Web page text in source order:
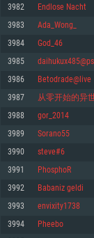
Minimum
OS: Windows 10 (64 bit)
Processeur: Dual-Core
Mémoire: 4 GB
Carte graphique
GeForce GTX 660. La
Connection:
Disque dur: 23.1 Go
Minimum
OS: Mac OS Big Sur
Processeur: Core i5,
pas supportés)
Mémoire: 6 GB
Carte graphique: Intel
résolution minimale
Connection:
Disque dur: 62,2 Go
Minimum
OS: Les
Processeur: Dual-Core
Mémoire: 4 GB
Carte graphique:
de même pour AMD
720p)
Connection:
Disque dur: 62,2 Go
3982 Endlose Nacht
3983 Ada_Wong_
3984 God_46
3985
3986 Betodrade@live
3987 从零开始的异
3988 gor_2014
3989 Sorano55
3990 steve#6
3991 PhosphoR
3992 Babaniz geldi
3993 envixity1738
3994 Pheebo